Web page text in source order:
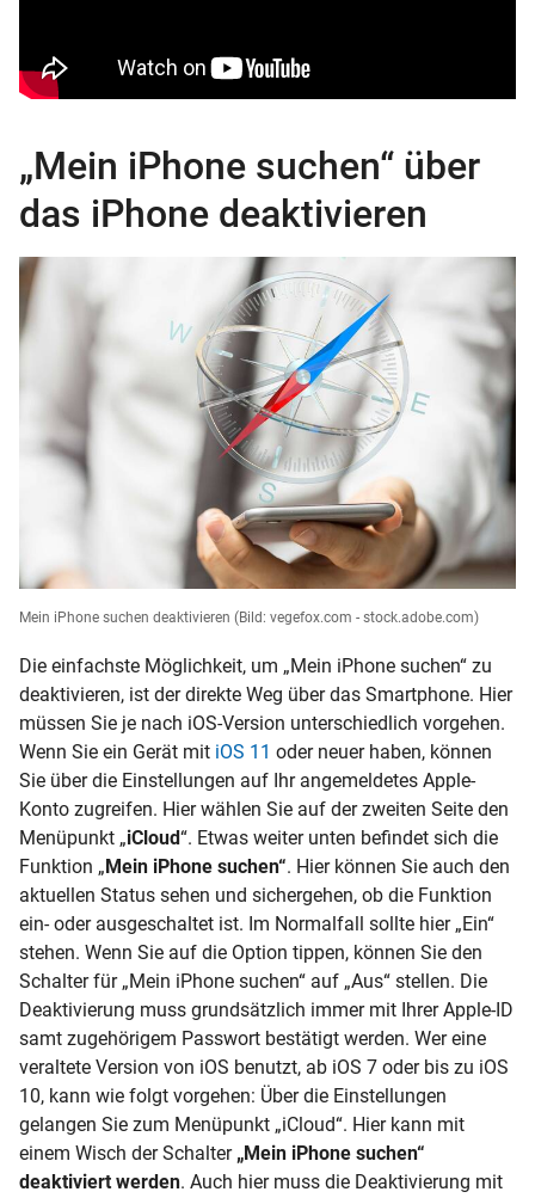
„Mein iPhone suchen“ über
das iPhone deaktivieren
Mein iPhone suchen deaktivieren (Bild: vegefox.com - stock.adobe.com)
Die einfachste Möglichkeit, um „Mein iPhone suchen“ zu
deaktivieren, ist der direkte Weg über das Smartphone. Hier
müssen Sie je nach iOS-Version unterschiedlich vorgehen.
Wenn Sie ein Gerät mit iOS 11 oder neuer haben, können
Sie über die Einstellungen auf Ihr angemeldetes Apple-
Konto zugreifen. Hier wählen Sie auf der zweiten Seite den
Menüpunkt „iCloud“. Etwas weiter unten befindet sich die
Funktion „ Mein iPhone suchen“. Hier können Sie auch den
aktuellen Status sehen und sichergehen, ob die Funktion
ein- oder ausgeschaltet ist. Im Normalfall sollte hier „Ein“
stehen. Wenn Sie auf die Option tippen, können Sie den
Schalter für „Mein iPhone suchen“ auf „Aus“ stellen. Die
Deaktivierung muss grundsätzlich immer mit Ihrer Apple-ID
samt zugehörigem Passwort bestätigt werden. Wer eine
veraltete Version von iOS benutzt, ab iOS 7 oder bis zu iOS
10, kann wie folgt vorgehen: Über die Einstellungen
gelangen Sie zum Menüpunkt „iCloud“. Hier kann mit
einem Wisch der Schalter „Mein iPhone suchen“
deaktiviert werden. Auch hier muss die Deaktivierung mit